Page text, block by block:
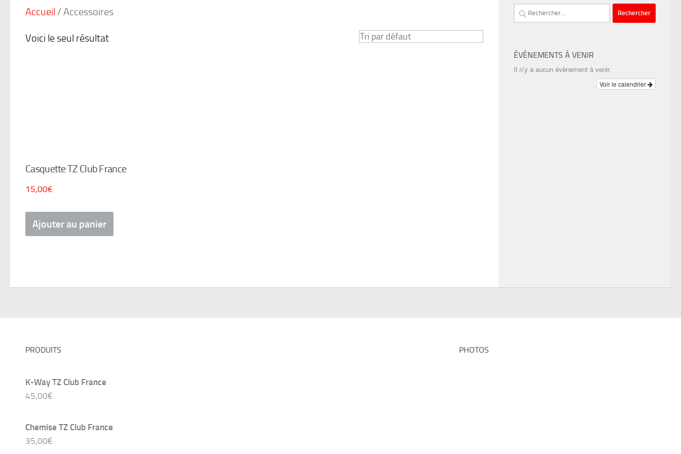
Accueil / Accessoires
Voici le seul résultat
Casquette TZ Club France
15,00€
Ajouter au panier
Rechercher :
ÉVÈNEMENTS À VENIR
Il n’y a aucun évènement à venir.
Voir le calendrier
PRODUITS
K-Way TZ Club France
45,00€
Chemise TZ Club France
35,00€
PHOTOS